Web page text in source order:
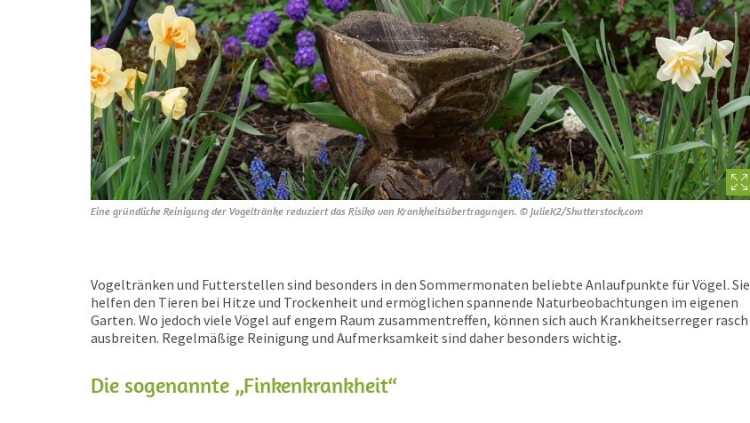
Eine gründliche Reinigung der Vogeltränke reduziert das Risiko von Krankheitsübertragungen. © JulieK2/Shutterstock.com
Vogeltränken und Futterstellen sind besonders in den Sommermonaten beliebte Anlaufpunkte für Vögel. Sie
helfen den Tieren bei Hitze und Trockenheit und ermöglichen spannende Naturbeobachtungen im eigenen
Garten. Wo jedoch viele Vögel auf engem Raum zusammentreffen, können sich auch Krankheitserreger rasch
ausbreiten. Regelmäßige Reinigung und Aufmerksamkeit sind daher besonders wichtig.
Die sogenannte „Finkenkrankheit“